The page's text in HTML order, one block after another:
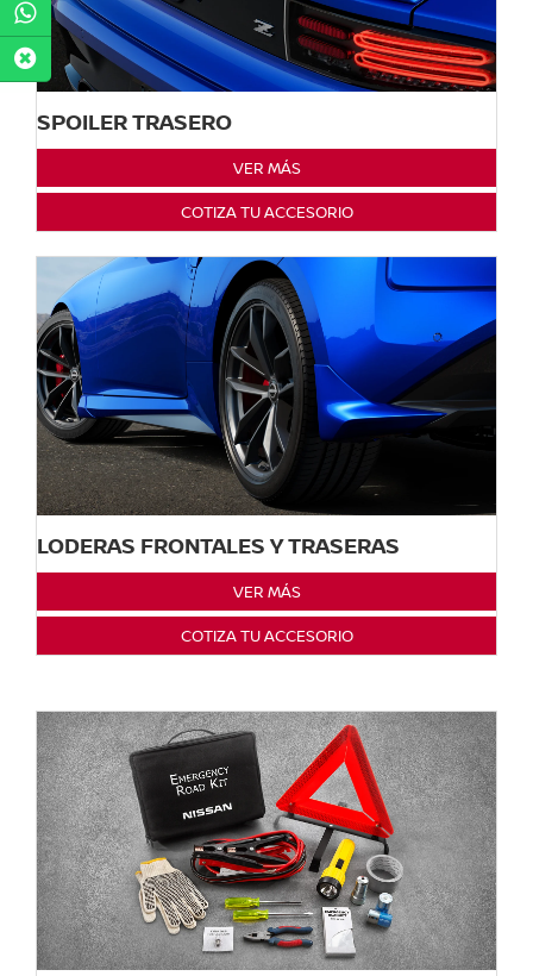
SPOILER TRASERO
VER MÁS
COTIZA TU ACCESORIO
LODERAS FRONTALES Y TRASERAS
VER MÁS
COTIZA TU ACCESORIO